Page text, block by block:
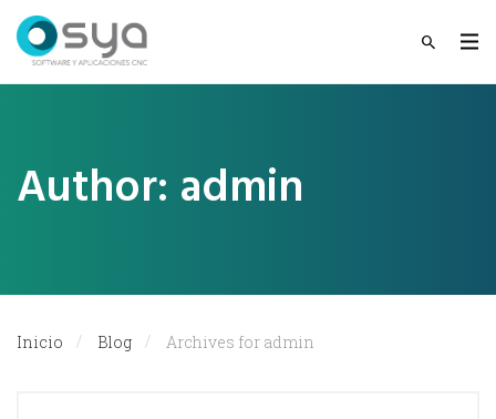
Author: admin
Inicio Blog Archives for admin